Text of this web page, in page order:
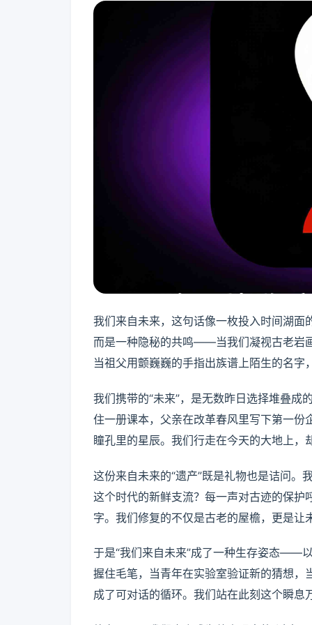
我们来自未来，这句话像一枚投入时间湖
而是一种隐秘的共鸣——当我们凝视古老岩
当祖父用颤巍巍的手指出族谱上陌生的名
我们携带的“未来”，是无数昨日选择堆叠
住一册课本，父亲在改革春风里写下第一
瞳孔里的星辰。我们行走在今天的大地上
这份来自未来的“遗产”既是礼物也是诘问
这个时代的新鲜支流？每一声对古迹的保
字。我们修复的不仅是古老的屋檐，更是让
于是“我们来自未来”成了一种生存姿态——
握住毛笔，当青年在实验室验证新的猜想
成了可对话的循环。我们站在此刻这个瞬